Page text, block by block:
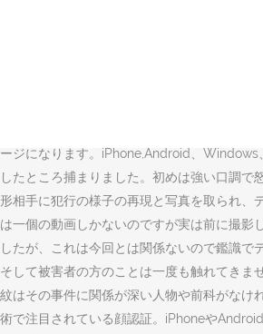
した。本日、警察に届いたスマホを引き取
ージになります。iPhone,Android、Windows
したところ捕まりました。初めは強い口調
形相手に犯行の様子の再現と写真を取られ、
は一個の動画しかないのですが実は前に撮影
したが、これは今回とは関係ないので鑑識で
そして被害者の方のことは一度も触れてきま
紋はその事件に関係が深い人物や前科がなけ
術で注目されている顔認証。iPhoneや